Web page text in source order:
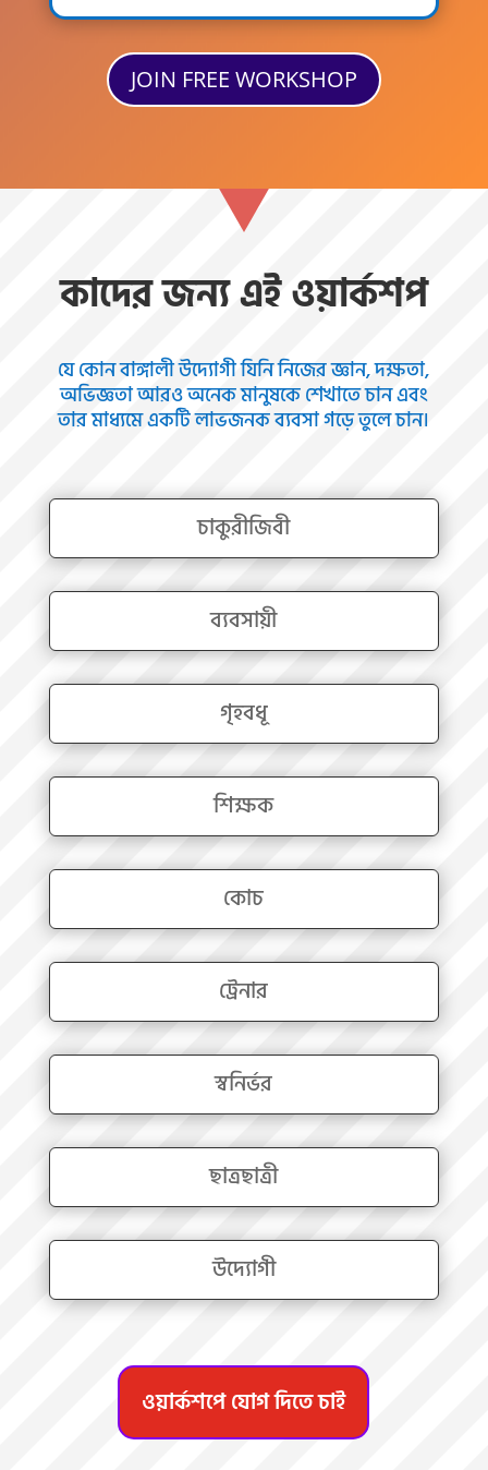
JOIN FREE WORKSHOP
কাদের জন্য এই ওয়ার্কশপ
যে কোন বাঙ্গালী উদ্যোগী যিনি নিজের জ্ঞান, দক্ষতা,
অভিজ্ঞতা আরও অনেক মানুষকে শেখাতে চান এবং
তার মাধ্যমে একটি লাভজনক ব্যবসা গড়ে তুলে চান।
চাকুরীজিবী
ব্যবসায়ী
গৃহবধূ
শিক্ষক
কোচ
ট্রেনার
স্বনির্ভর
ছাত্রছাত্রী
উদ্যোগী
ওয়ার্কশপে যোগ দিতে চাই